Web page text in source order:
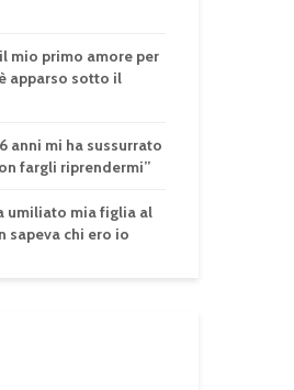
mio primo amore per
apparso sotto il
anni mi ha sussurrato
fargli riprendermi”
umiliato mia figlia al
sapeva chi ero io